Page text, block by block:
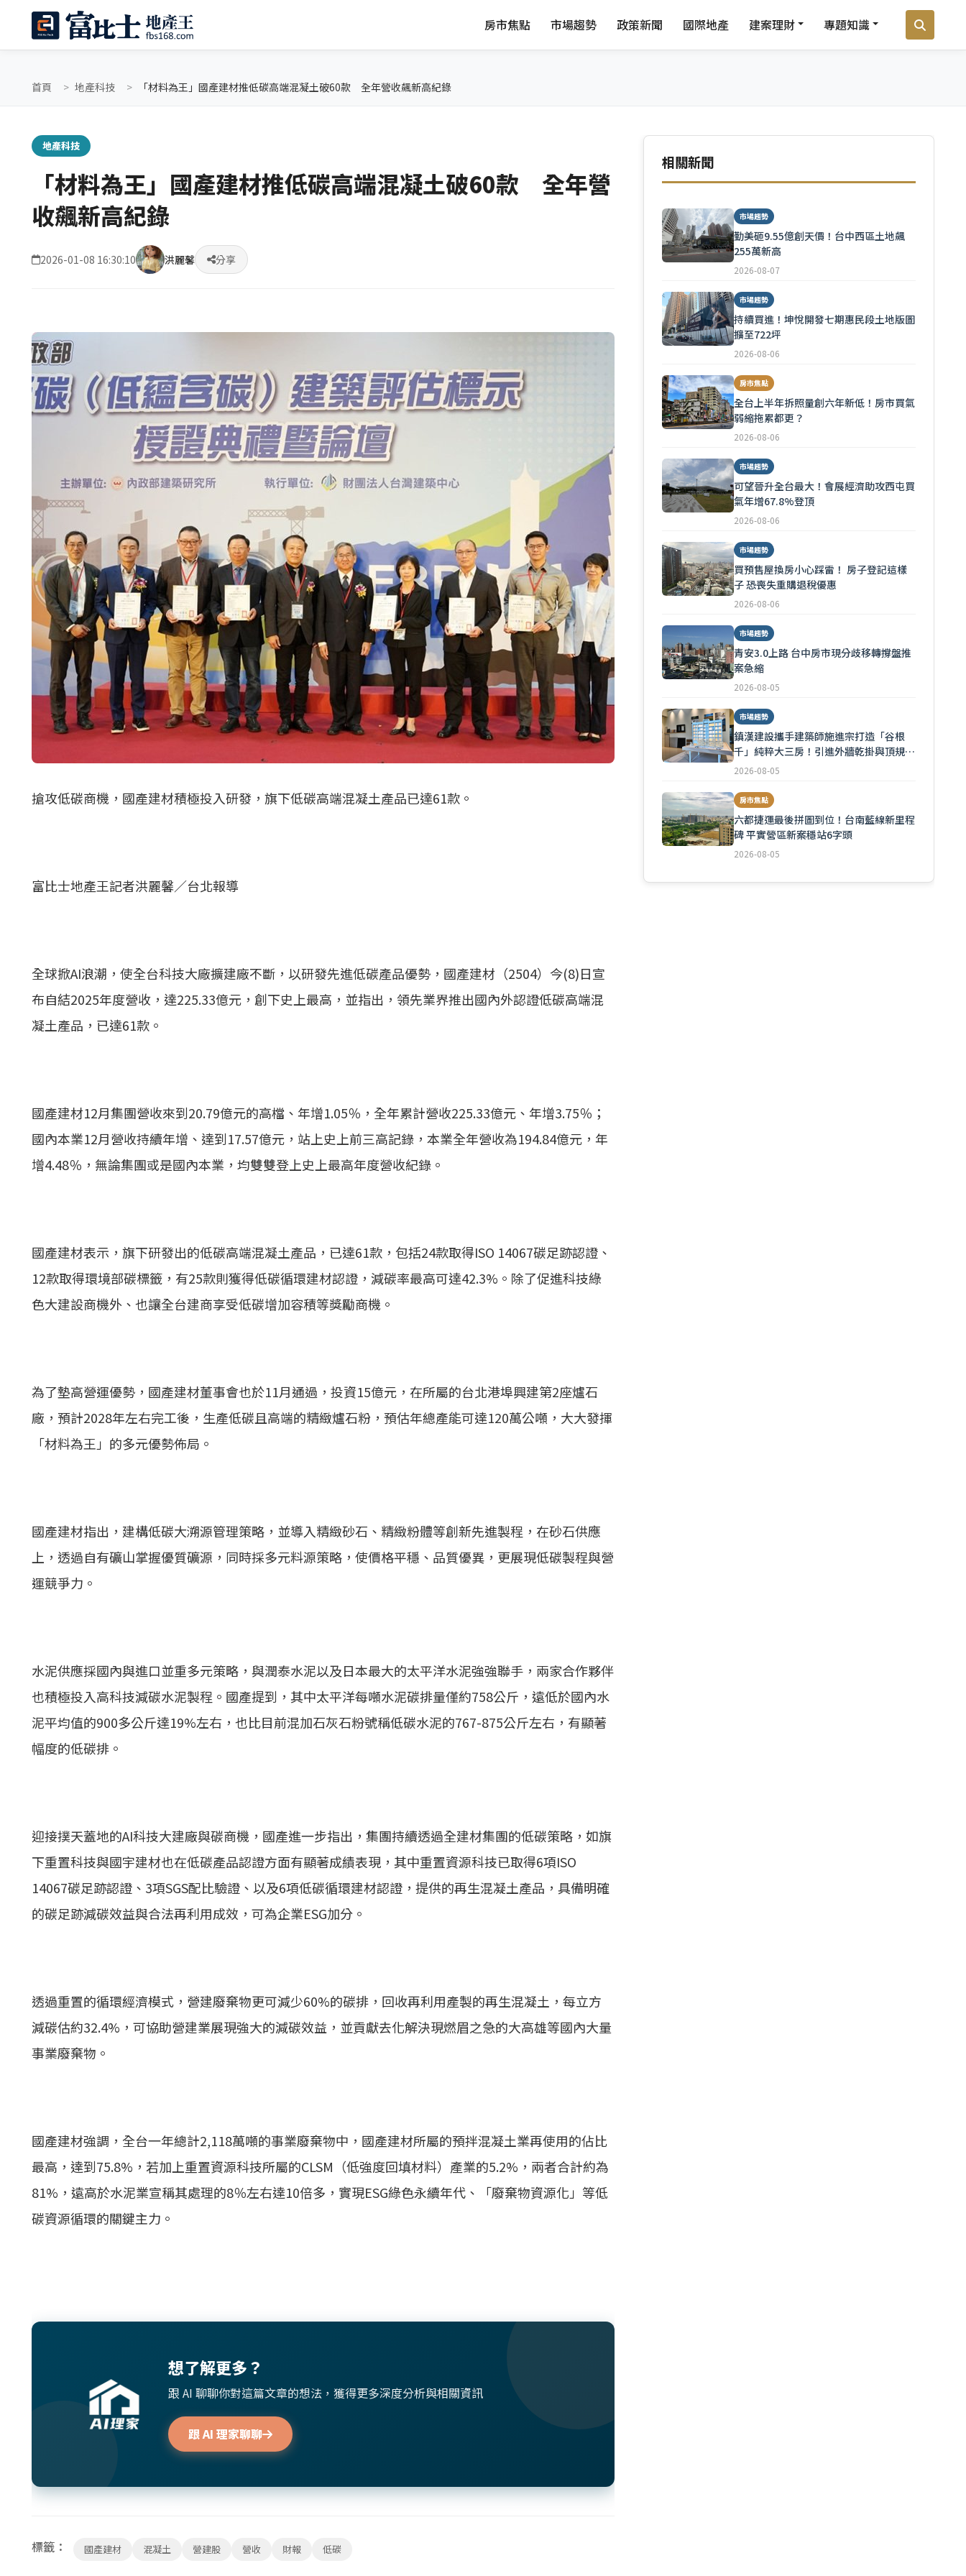
房市焦點 市場趨勢 政策新聞 國際地產 建案理財 專題知識
首頁 地產科技 「材料為王」國產建材推低碳高端混凝土破60款 全年營收飆新高紀錄
地產科技
「材料為王」國產建材推低碳高端混凝土破60款 全年營
收飆新高紀錄
2026-01-08 16:30:10 洪麗馨 分享
搶攻低碳商機，國產建材積極投入研發，旗下低碳高端混凝土產品已達61款。
富比士地產王記者洪麗馨／台北報導
全球掀AI浪潮，使全台科技大廠擴建廠不斷，以研發先進低碳產品優勢，國產建材（2504）今(8)日宣
布自結2025年度營收，達225.33億元，創下史上最高，並指出，領先業界推出國內外認證低碳高端混
凝土產品，已達61款。
國產建材12月集團營收來到20.79億元的高檔、年增1.05％，全年累計營收225.33億元、年增3.75％；
國內本業12月營收持續年增、達到17.57億元，站上史上前三高記錄，本業全年營收為194.84億元，年
增4.48％，無論集團或是國內本業，均雙雙登上史上最高年度營收紀錄。
國產建材表示，旗下研發出的低碳高端混凝土產品，已達61款，包括24款取得ISO 14067碳足跡認證、
12款取得環境部碳標籤，有25款則獲得低碳循環建材認證，減碳率最高可達42.3%。除了促進科技綠
色大建設商機外、也讓全台建商享受低碳增加容積等獎勵商機。
為了墊高營運優勢，國產建材董事會也於11月通過，投資15億元，在所屬的台北港埠興建第2座爐石
廠，預計2028年左右完工後，生產低碳且高端的精緻爐石粉，預估年總產能可達120萬公噸，大大發揮
「材料為王」的多元優勢佈局。
國產建材指出，建構低碳大溯源管理策略，並導入精緻砂石、精緻粉體等創新先進製程，在砂石供應
上，透過自有礦山掌握優質礦源，同時採多元料源策略，使價格平穩、品質優異，更展現低碳製程與營
運競爭力。
水泥供應採國內與進口並重多元策略，與潤泰水泥以及日本最大的太平洋水泥強強聯手，兩家合作夥伴
也積極投入高科技減碳水泥製程。國產提到，其中太平洋每噸水泥碳排量僅約758公斤，遠低於國內水
泥平均值的900多公斤達19%左右，也比目前混加石灰石粉號稱低碳水泥的767-875公斤左右，有顯著
幅度的低碳排。
迎接撲天蓋地的AI科技大建廠與碳商機，國產進一步指出，集團持續透過全建材集團的低碳策略，如旗
下重置科技與國宇建材也在低碳產品認證方面有顯著成績表現，其中重置資源科技已取得6項ISO
14067碳足跡認證、3項SGS配比驗證、以及6項低碳循環建材認證，提供的再生混凝土產品，具備明確
的碳足跡減碳效益與合法再利用成效，可為企業ESG加分。
透過重置的循環經濟模式，營建廢棄物更可減少60%的碳排，回收再利用產製的再生混凝土，每立方
減碳估約32.4%，可協助營建業展現強大的減碳效益，並貢獻去化解決現燃眉之急的大高雄等國內大量
事業廢棄物。
國產建材強調，全台一年總計2,118萬噸的事業廢棄物中，國產建材所屬的預拌混凝土業再使用的佔比
最高，達到75.8%，若加上重置資源科技所屬的CLSM（低強度回填材料）產業的5.2%，兩者合計約為
81%，遠高於水泥業宣稱其處理的8％左右達10倍多，實現ESG綠色永續年代、「廢棄物資源化」等低
碳資源循環的關鍵主力。
想了解更多？
跟 AI 聊聊你對這篇文章的想法，獲得更多深度分析與相關資訊
跟 AI 理家聊聊
標籤： 國產建材 混凝土 營建股 營收 財報 低碳
相關新聞
市場趨勢
勤美砸9.55億創天價！台中西區土地飆
255萬新高
2026-08-07
市場趨勢
持續買進！坤悅開發七期惠民段土地版圖
擴至722坪
2026-08-06
房市焦點
全台上半年拆照量創六年新低！房市買氣
弱縮拖累都更？
2026-08-06
市場趨勢
可望晉升全台最大！會展經濟助攻西屯買
氣年增67.8%登頂
2026-08-06
市場趨勢
買預售屋換房小心踩雷！ 房子登記這樣
子 恐喪失重購退稅優惠
2026-08-06
市場趨勢
青安3.0上路 台中房市現分歧移轉撐盤推
案急縮
2026-08-05
市場趨勢
鎮漢建設攜手建築師施進宗打造「谷根
千」純粹大三房！引進外牆乾掛與頂規隔
音
2026-08-05
房市焦點
六都捷運最後拼圖到位！台南藍線新里程
碑 平實營區新案穩站6字頭
2026-08-05